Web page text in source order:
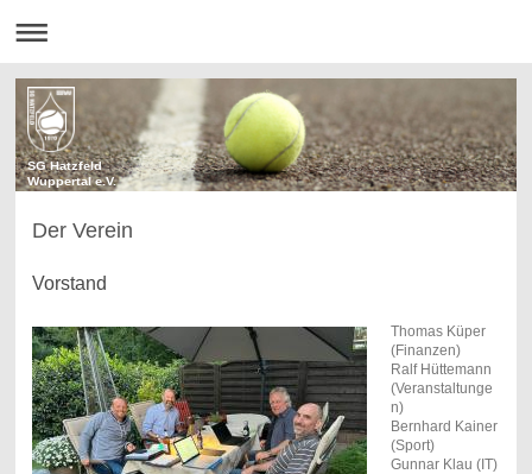
SG Hatzfeld
Wuppertal e.V.
Der Verein
Vorstand
Thomas Küper
(Finanzen)
Ralf Hüttemann
(Veranstaltunge
n)
Bernhard Kainer
(Sport)
Gunnar Klau (IT)